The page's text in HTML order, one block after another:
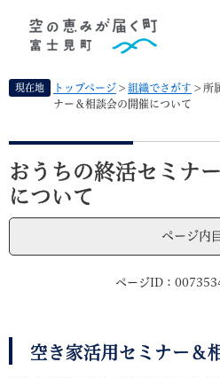
先
す
現在地 トップページ > 組織でさがす > 所
ナー＆相談会の開催について
本
文
おうちの終活セミナ
について
ページ内
ページID：
空き家活用セミナー＆